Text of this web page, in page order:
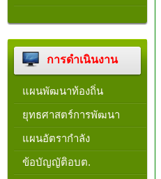
การดำเนินงาน
แผนพัฒนาท้องถิ่น
ยุทธศาสตร์การพัฒนา
แผนอัตรากำลัง
ข้อบัญญัติอบต.